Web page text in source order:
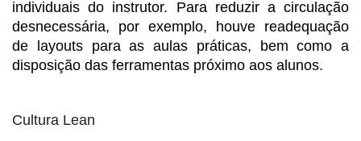
individuais do instrutor. Para reduzir a circulação
desnecessária, por exemplo, houve readequação
de layouts para as aulas práticas, bem como a
disposição das ferramentas próximo aos alunos.
Cultura Lean